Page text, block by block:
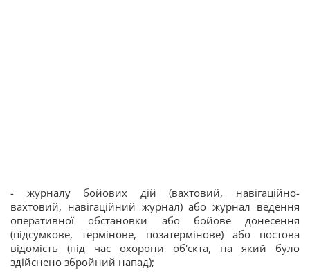
- журналу бойових дій (вахтовий, навігаційно-
вахтовий, навігаційний журнал) або журнал ведення
оперативної обстановки або бойове донесення
(підсумкове, термінове, позатермінове) або постова
відомість (під час охорони об'єкта, на який було
здійснено збройний напад);